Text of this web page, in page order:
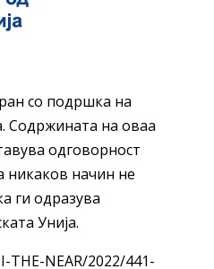
со подршка на
Содржината на оваа
одговорност
никаков начин не
ги одразува
Унија.
THE-NEAR/2022/441-